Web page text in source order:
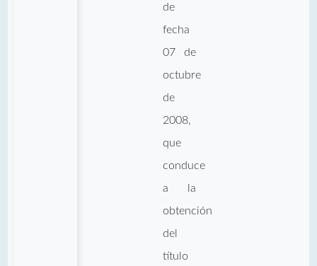
de
fecha
07 de
octubre
de
2008,
que
conduce
a la
obtención
del
título